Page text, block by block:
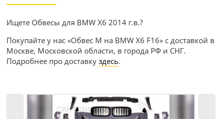
Ищете Обвесы для BMW X6 2014 г.в.?
Покупайте у нас «Обвес M на BMW X6 F16» с доставкой в
Москве, Московской области, в города РФ и СНГ.
Подробнее про доставкуздесь.